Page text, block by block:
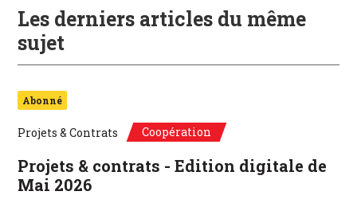
Les derniers articles du même
sujet
Abonné
Projets & Contrats Coopération
Projets & contrats - Edition digitale de
Mai 2026